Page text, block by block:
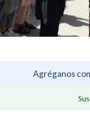
Agréganos